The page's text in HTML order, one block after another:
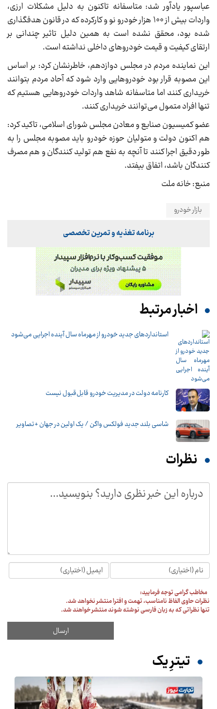
عباسپور یادآور شد: متاسفانه تاکنون به دلیل مشکلات ارزی،
واردات بیش از ۱۰۰ هزار خودرو نو و کارکرده که در قانون هدفگذاری
شده بود، محقق نشده است به همین دلیل تاثیر چندانی بر
ارتقای کیفیت و قیمت خودروهای داخلی نداشته است.
این نماینده مردم در مجلس دوازدهم، خاطرنشان کرد: بر اساس
این مصوبه قرار بود خودروهایی وارد شود که آحاد مردم بتوانند
خریداری کنند اما متاسفانه شاهد واردات خودروهایی هستیم که
تنها افراد متمول می‌توانند خریداری کنند.
عضو کمیسیون صنایع و معادن مجلس شورای اسلامی، تاکید کرد:
هم اکنون دولت و متولیان حوزه خودرو باید مصوبه مجلس را به
طور دقیق اجرا کنند تا آنچه به نفع هم تولید کنندگان و هم مصرف
کنندگان باشد، اتفاق بیفتد.
منبع: خانه ملت
بازار خودرو
برنامه تغذیه و تمرین تخصصی
اخبار مرتبط
استانداردهای جدید خودرو از مهرماه سال آینده اجرایی می‌شود
کارنامه دولت در مدیریت خودرو قابل‌قبول نیست
شاسی بلند جدید فولکس واگن / یک اولین در جهان +تصاویر
نظرات
مخاطب گرامی توجه فرمایید:
نظرات حاوی الفاظ نامناسب، تهمت و افترا منتشر نخواهد شد.
تنها نظراتی که به زبان فارسی نوشته شوند منتشر خواهند شد.
تیترِ یک